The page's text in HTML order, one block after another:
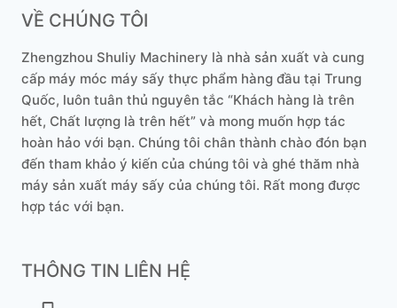
VỀ CHÚNG TÔI
Zhengzhou Shuliy Machinery là nhà sản xuất và cung
cấp máy móc máy sấy thực phẩm hàng đầu tại Trung
Quốc, luôn tuân thủ nguyên tắc “Khách hàng là trên
hết, Chất lượng là trên hết” và mong muốn hợp tác
hoàn hảo với bạn. Chúng tôi chân thành chào đón bạn
đến tham khảo ý kiến ​​của chúng tôi và ghé thăm nhà
máy sản xuất máy sấy của chúng tôi. Rất mong được
hợp tác với bạn.
THÔNG TIN LIÊN HỆ
Whatsapp